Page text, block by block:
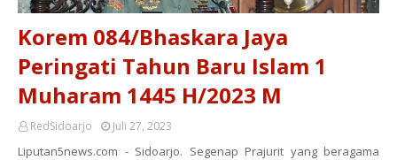
Korem 084/Bhaskara Jaya
Peringati Tahun Baru Islam 1
Muharam 1445 H/2023 M
RedSidoarjo Juli 27, 2023
Liputan5news.com - Sidoarjo. Segenap Prajurit yang beragama